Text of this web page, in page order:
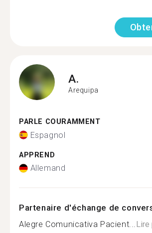
A.
Arequipa
PARLE COURAMMENT
Espagnol
APPREND
Allemand
Partenaire d'échange de
Alegre Comunicativa Pacient...Lire